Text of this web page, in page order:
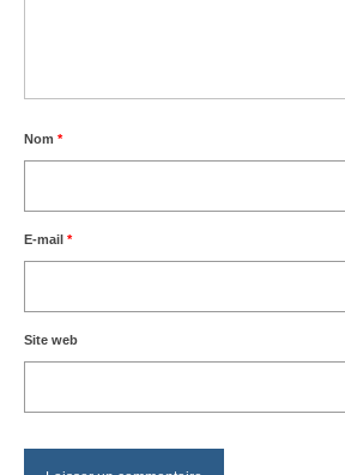
Nom *
E-mail *
Site web